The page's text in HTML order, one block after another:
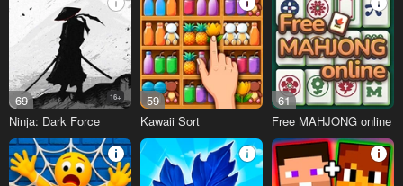
69 16+
Ninja: Dark Force
59
Kawaii Sort
61
Free MAHJONG online